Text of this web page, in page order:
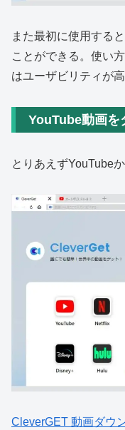
また最初に使用する
ことができる。使い
はユーザビリティが
YouTube動画を
とりあえずYouTube
CleverGET 動画ダウ